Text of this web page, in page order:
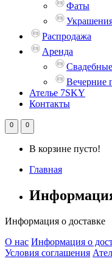
Фаты
Распродажа
Аренда
Вечерние
Ателье 7SKY
Контакты
0 0
В корзине пусто!
Главная
Информация о доставке
О нас Информация о
Условия соглашения